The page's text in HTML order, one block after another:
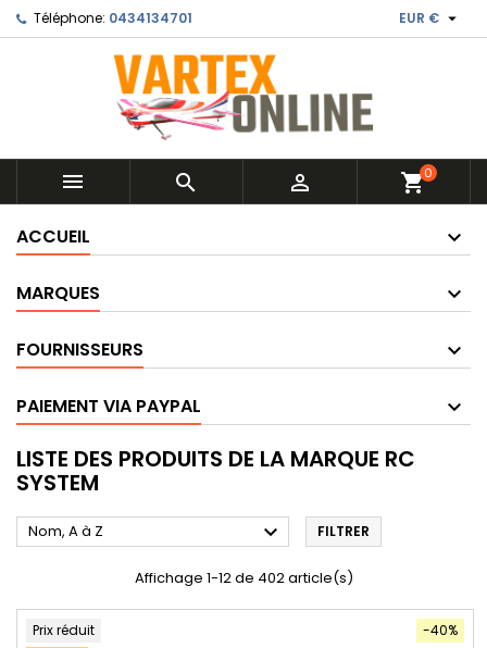
Téléphone: 0434134701 EUR € 
   shopping_cart0
ACCUEIL
MARQUES
FOURNISSEURS
PAIEMENT VIA PAYPAL
LISTE DES PRODUITS DE LA MARQUE RC
SYSTEM
Nom, A à Z  FILTRER
Affichage 1-12 de 402 article(s)
-40%
Prix réduit